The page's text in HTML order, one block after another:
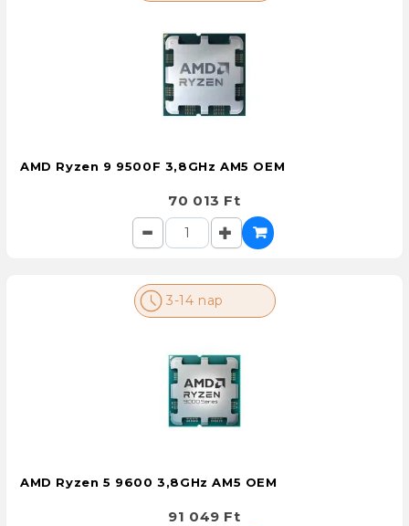
AMD Ryzen 9 9500F 3,8GHz AM5 OEM
70 013 Ft
3-14 nap
AMD Ryzen 5 9600 3,8GHz AM5 OEM
91 049 Ft